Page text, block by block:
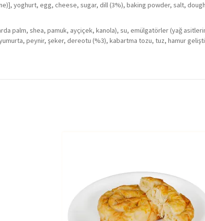
yoghurt, egg, cheese, sugar, dill (3%), baking powder, salt,
palm, shea, pamuk, ayçiçek, kanola), su, emülgatörler (yağ
peynir, şeker, dereotu (%3), kabartma tozu, tuz, hamur